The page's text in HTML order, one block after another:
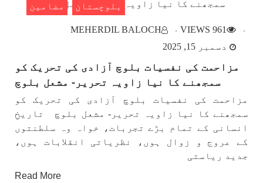
بلوچستان مضامین
961 VIEWS
MEHERDIL BALOCH
دسمبر 15, 2025
مزاحمت کی نفسیات بلوچ آزادی کی تحریک کو
سمجھنے کا نیا زاویہ تحریر- مشعل بلوچ
مزاحمت کی نفسیات بلوچ آزادی کی تحریک کو
سمجھنے کا نیا زاویہ تحریر- مشعل بلوچ تاریخِ
انسانی کے تمام بڑے تجربات، خواہ وہ سلطنتوں
کے عروج و زوال ہوں، نظریاتی انقلابات ہوں،
جدید ریاستی
Read More